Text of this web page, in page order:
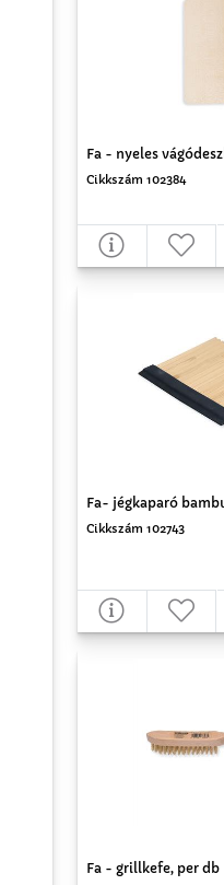
Fa - nyeles
Cikkszám 102384
Fa- jégkaparó
Cikkszám 102743
Fa - grillkefe, per db